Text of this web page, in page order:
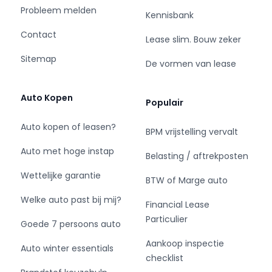
Onze dagelijks wisselende voorraad bestaat
altijd uit meer dan 200 Gebruikte tweedehands
bedrijfswagens, personenbussen en occasions.
Ook voor de verkoop of inruil van uw bestelauto
bestelwagen s, bent u bij ons ook aan het juiste
Leasen van en bedrijfswagen
Reparatie van bedrijfsauto’s
Verkoop en ombouw van rolstoelvervoer
APK, kleine of grote beurt voor uw bestelauto,
personenauto of personenbus
Veenhuizen bedrijfsauto’s begeleid u graag bij
uw keuze voor het kopen of het financial lease
Probleem melden
Contact
Sitemap
Auto Kopen
Auto kopen of leasen?
Auto met hoge instap
Wettelijke garantie
Welke auto past bij mij?
Goede 7 persoons auto
Auto winter essentials
Kennisbank
Lease slim. Bouw zeker
De vormen van lease
Populair
BPM vrijstelling vervalt
Belasting / aftrekposten
BTW of Marge auto
Financial Lease
Particulier
Aankoop inspectie
checklist